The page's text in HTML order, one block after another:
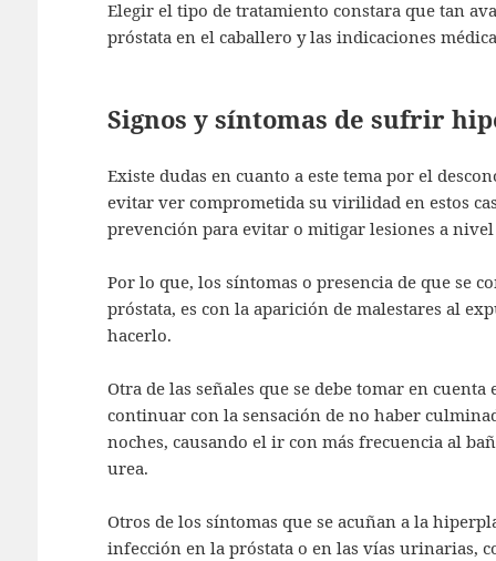
Elegir el tipo de tratamiento constara que tan
próstata en el caballero y las indicaciones
Signos y síntomas de sufrir
Existe dudas en cuanto a este tema por el
evitar ver comprometida su virilidad en estos
prevención para evitar o mitigar lesiones a nivel
Por lo que, los síntomas o presencia de que se
próstata, es con la aparición de malestares al
hacerlo.
Otra de las señales que se debe tomar en
continuar con la sensación de no haber
noches, causando el ir con más frecuencia al
urea.
Otros de los síntomas que se acuñan a la
infección en la próstata o en las vías urinarias,